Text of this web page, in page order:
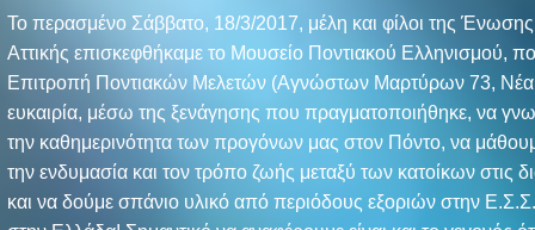
Το περασμένο Σάββατο, 18/3/2017, μέλη και φίλοι της
Αττικής επισκεφθήκαμε το Μουσείο Ποντιακού Ελληνισμού,
Επιτροπή Ποντιακών Μελετών (Αγνώστων Μαρτύρων 73, Νέα
ευκαιρία, μέσω της ξενάγησης που πραγματοποιήθηκε, να
την καθημερινότητα των προγόνων μας στον Πόντο, να
την ενδυμασία και τον τρόπο ζωής μεταξύ των κατοίκων στις
και να δούμε σπάνιο υλικό από περιόδους εξοριών στην